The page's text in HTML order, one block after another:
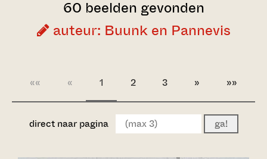
60 beelden gevonden
auteur: Buunk en Pannevis
«« « 1 2 3 » »»
direct naar pagina ga!